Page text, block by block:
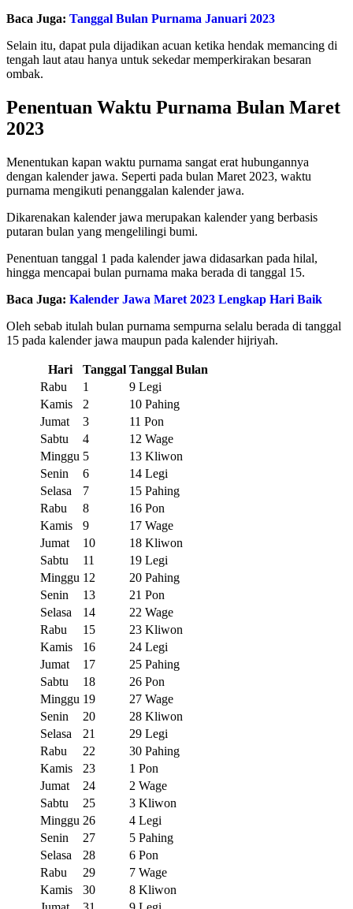
Baca Juga: Tanggal Bulan Purnama Januari 2023
Selain itu, dapat pula dijadikan acuan ketika hendak memancing di
tengah laut atau hanya untuk sekedar memperkirakan besaran
ombak.
Penentuan Waktu Purnama Bulan Maret
2023
Menentukan kapan waktu purnama sangat erat hubungannya
dengan kalender jawa. Seperti pada bulan Maret 2023, waktu
purnama mengikuti penanggalan kalender jawa.
Dikarenakan kalender jawa merupakan kalender yang berbasis
putaran bulan yang mengelilingi bumi.
Penentuan tanggal 1 pada kalender jawa didasarkan pada hilal,
hingga mencapai bulan purnama maka berada di tanggal 15.
Baca Juga: Kalender Jawa Maret 2023 Lengkap Hari Baik
Oleh sebab itulah bulan purnama sempurna selalu berada di tanggal
15 pada kalender jawa maupun pada kalender hijriyah.
Hari Tanggal Tanggal Bulan
Rabu
1
9 Legi
Kamis
2
10 Pahing
Jumat
3
11 Pon
Sabtu
4
12 Wage
Minggu 5
13 Kliwon
Senin
6
14 Legi
Selasa
7
15 Pahing
Rabu
8
16 Pon
Kamis
9
17 Wage
Jumat
10
18 Kliwon
Sabtu
11
19 Legi
Minggu 12
20 Pahing
Senin
13
21 Pon
Selasa
14
22 Wage
Rabu
15
23 Kliwon
Kamis
16
24 Legi
Jumat
17
25 Pahing
Sabtu
18
26 Pon
Minggu 19
27 Wage
Senin
20
28 Kliwon
Selasa
21
29 Legi
Rabu
22
30 Pahing
Kamis
23
1 Pon
Jumat
24
2 Wage
Sabtu
25
3 Kliwon
Minggu 26
4 Legi
Senin
27
5 Pahing
Selasa
28
6 Pon
Rabu
29
7 Wage
Kamis
30
8 Kliwon